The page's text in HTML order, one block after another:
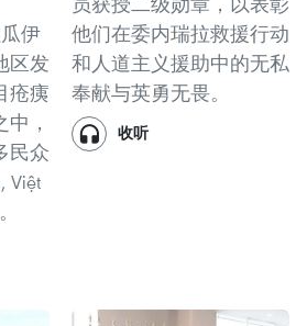
伊
区发
疮痍
，
民众
Việt
他们在委内瑞拉救援行动
和人道主义援助中的无私
奉献与英勇无畏。
收听